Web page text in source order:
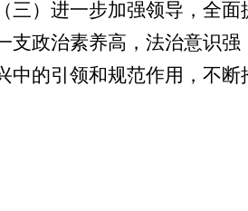
（三）进一步加强领导，全
支政治素养高，法治意识
中的引领和规范作用，不